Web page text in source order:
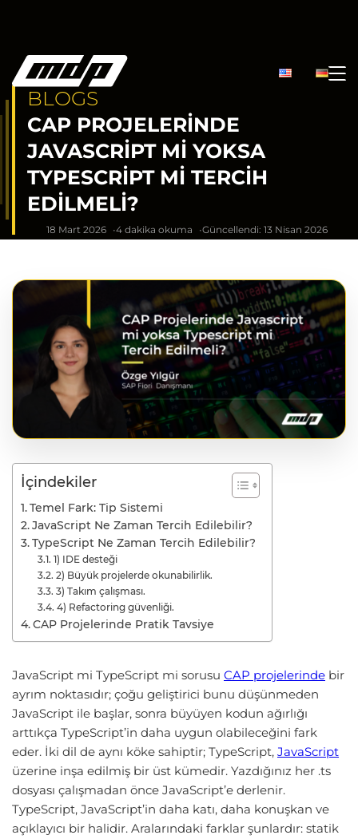
BLOGS
CAP PROJELERINDE
JAVASCRIPT MI YOKSA
TYPESCRIPT MI TERCIH
EDILMELI?
18 Mart 2026 4 dakika okuma Güncellendi: 13 Nisan 2026
İçindekiler
Temel Fark: Tip Sistemi
JavaScript Ne Zaman Tercih Edilebilir?
TypeScript Ne Zaman Tercih Edilebilir?
1) IDE desteği
2) Büyük projelerde okunabilirlik.
3) Takım çalışması.
4) Refactoring güvenliği.
CAP Projelerinde Pratik Tavsiye
JavaScript mi TypeScript mi sorusu CAP projelerinde bir
ayrım noktasıdır; çoğu geliştirici bunu düşünmeden
JavaScript ile başlar, sonra büyüyen kodun ağırlığı
arttıkça TypeScript’in daha uygun olabileceğini fark
eder. İki dil de aynı köke sahiptir; TypeScript, JavaScript
üzerine inşa edilmiş bir üst kümedir. Yazdığınız her .ts
dosyası çalışmadan önce JavaScript’e derlenir.
TypeScript, JavaScript’in daha katı, daha konuşkan ve
açıklayıcı bir halidir. Aralarındaki farklar şunlardır: statik